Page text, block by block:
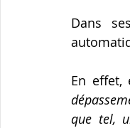
Dans
En effet,
que tel,